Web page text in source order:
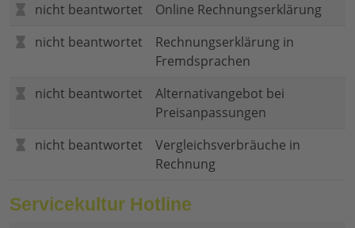
nicht beantwortet
Online Rechnungserklärung
nicht beantwortet
Rechnungserklärung in
Fremdsprachen
nicht beantwortet
Alternativangebot bei
Preisanpassungen
nicht beantwortet
Vergleichsverbräuche in
Rechnung
Servicekultur Hotline